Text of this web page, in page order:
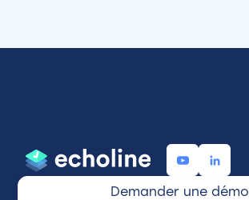
Demander une démo